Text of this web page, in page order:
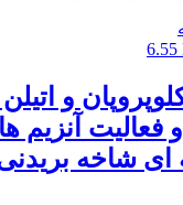
6.55
و
فعالیت آنزیم
ای شاخه